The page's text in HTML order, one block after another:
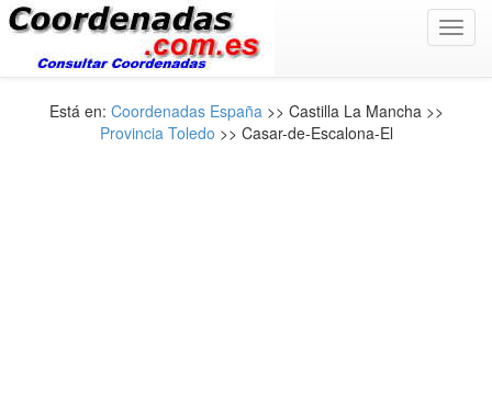
Está en: Coordenadas España>> Castilla La Mancha >>
Provincia Toledo >> Casar-de-Escalona-El